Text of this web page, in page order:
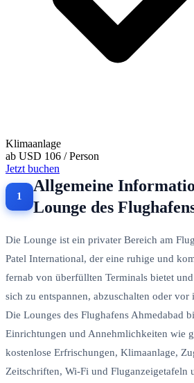
Klimaanlage
ab USD 106 / Person
Jetzt buchen
Allgemeine
Lounge des
Die Lounge ist ein privater Bereich am
Patel International, der eine ruhige und
fernab von überfüllten Terminals bietet
sich zu entspannen, abzuschalten oder vor
Die Lounges des Flughafens Ahmedabad
Einrichtungen und Annehmlichkeiten wie
kostenlose Erfrischungen, Klimaanlage,
Zeitschriften, Wi-Fi und Fluganzeigetafeln